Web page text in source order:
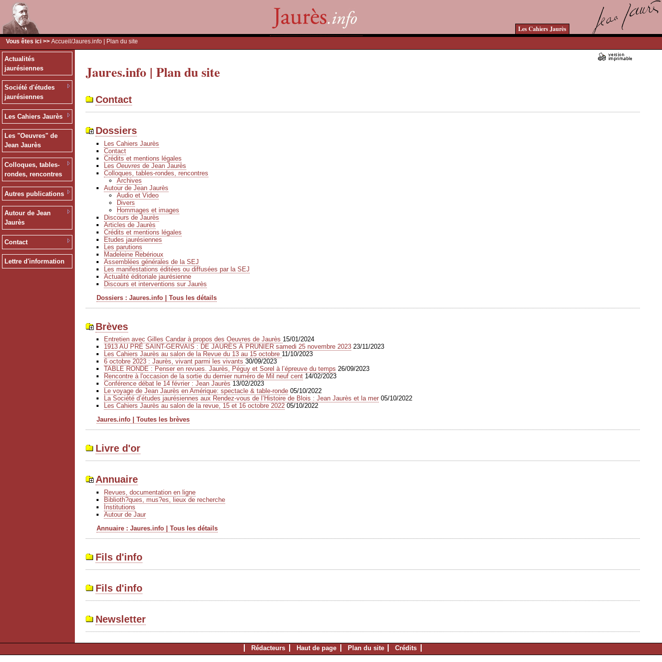
Les Cahiers Jaurès
Vous êtes ici >> Accueil /Jaures.info | Plan du site
Actualités
jaurésiennes
Société d'études
jaurésiennes
Les Cahiers Jaurès
Les "Oeuvres" de
Jean Jaurès
Colloques, tables-
rondes, rencontres
Autres publications
Autour de Jean
Jaurès
Contact
Lettre d'information
Jaures.info | Plan du site
Contact
Dossiers
Les Cahiers Jaurès
Contact
Crédits et mentions légales
Les Oeuvres de Jean Jaurès
Colloques, tables-rondes, rencontres
Archives
Autour de Jean Jaurès
Audio et Video
Divers
Hommages et images
Discours de Jaurès
Articles de Jaurès
Crédits et mentions légales
Etudes jaurésiennes
Les parutions
Madeleine Rebérioux
Assemblées générales de la SEJ
Les manifestations éditées ou diffusées par la SEJ
Actualité éditoriale jaurésienne
Discours et interventions sur Jaurès
Dossiers : Jaures.info | Tous les détails
Brèves
Entretien avec Gilles Candar à propos des Oeuvres de Jaurès 15/01/2024
1913 AU PRÉ SAINT-GERVAIS : DE JAURÈS À PRUNIER samedi 25 novembre 2023 23/11/2023
Les Cahiers Jaurès au salon de la Revue du 13 au 15 octobre 11/10/2023
6 octobre 2023 : Jaurès, vivant parmi les vivants 30/09/2023
TABLE RONDE : Penser en revues. Jaurès, Péguy et Sorel à l’épreuve du temps 26/09/2023
Rencontre à l'occasion de la sortie du dernier numéro de Mil neuf cent 14/02/2023
Conférence débat le 14 février : Jean Jaurès 13/02/2023
Le voyage de Jean Jaurès en Amérique: spectacle & table-ronde 05/10/2022
La Société d’études jaurésiennes aux Rendez-vous de l’Histoire de Blois : Jean Jaurès et la mer 05/10/2022
Les Cahiers Jaurès au salon de la revue, 15 et 16 octobre 2022 05/10/2022
Jaures.info | Toutes les brèves
Livre d'or
Annuaire
Revues, documentation en ligne
Biblioth?ques, mus?es, lieux de recherche
Institutions
Autour de Jaur
Annuaire : Jaures.info | Tous les détails
Fils d'info
Fils d'info
Newsletter
Rédacteurs Haut de page Plan du site Crédits